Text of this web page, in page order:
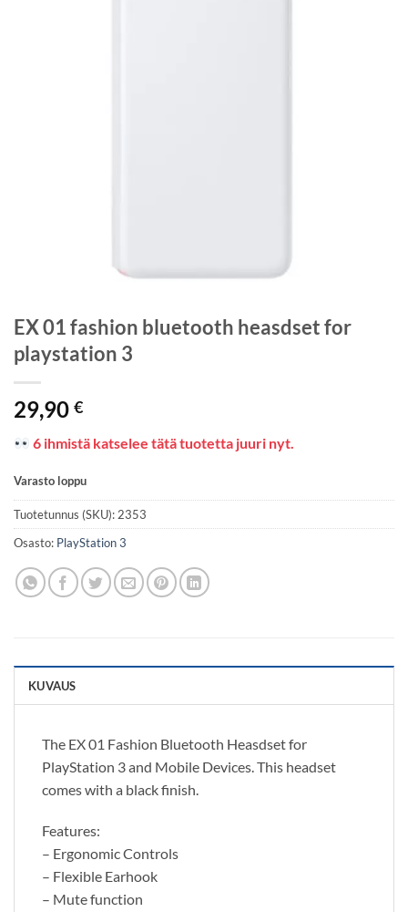
EX 01 fashion bluetooth heasdset for
playstation 3
29,90 €
6 ihmistä katselee tätä tuotetta juuri nyt.
Varasto loppu
Tuotetunnus (SKU): 2353
Osasto: PlayStation 3
KUVAUS
The EX 01 Fashion Bluetooth Heasdset for
PlayStation 3 and Mobile Devices. This headset
comes with a black finish.
Features:
– Ergonomic Controls
– Flexible Earhook
– Mute function